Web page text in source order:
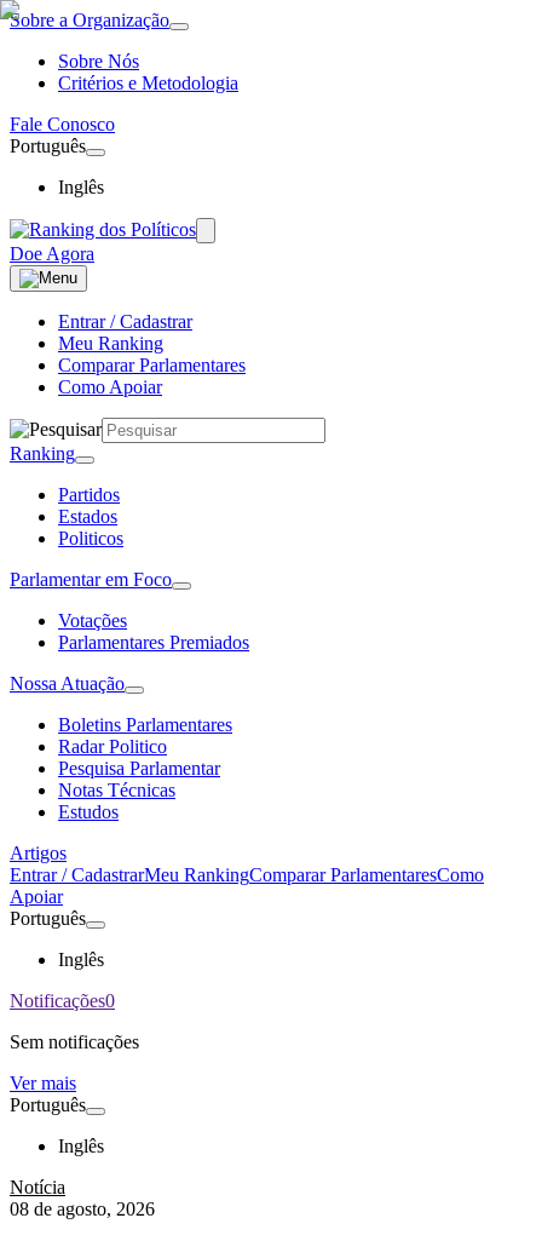
Sobre a Organização
Sobre Nós
Critérios e Metodologia
Fale Conosco
Português
Inglês
Doe Agora
Entrar / Cadastrar
Meu Ranking
Comparar Parlamentares
Como Apoiar
Ranking
Partidos
Estados
Politicos
Parlamentar em Foco
Votações
Parlamentares Premiados
Nossa Atuação
Boletins Parlamentares
Radar Politico
Pesquisa Parlamentar
Notas Técnicas
Estudos
Artigos
Entrar / CadastrarMeu RankingComparar ParlamentaresComo
Apoiar
Português
Inglês
Notificações0
Sem notificações
Ver mais
Português
Inglês
Notícia
08 de agosto, 2026